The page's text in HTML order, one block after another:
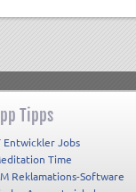
Tipps
Entwickler Jobs
Time
Reklamations-Software